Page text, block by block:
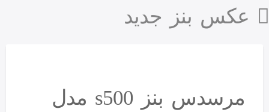
عکس بنز جدید
مرسدس بنز s500 مدل